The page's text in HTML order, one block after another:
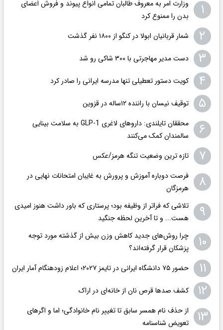
۱
وزارت امر به معروف طالبان تمامی انواع پیوند و فروش اعضای
بدن را ممنوع کرد
۲ شمار قربانیان ابولا در کنگو از ۱۸۰۰ نفر گذشت
۳ دست مدیر مهاجرتی با ۳۰۰ شاکی رو شد
۴ کویت دستور تعطیلی تنها مدرسه ایرانی را صادر کرد
۵ توقیف نیسان با راننده ۱۲ساله در قزوین
۶
محققان تایلندی: داروهای لاغری GLP-1 به سلامت بینایی
سالمندان کمک می‌کنند
۷ تازه ترین وضعیت تنگه هرمز/عکس
۸
فرصت دوباره آموزش و پرورش به غایبان امتحانات نهایی در
هرمزگان
۹
تلاشی که فراتر از وظیفه بود؛ پرستاری که باور داشت هنوز امیدی
هست... و تا آخرین لحظه جنگید
۱۰
چرا روش‌های جدید کاهش وزن بیش از گذشته مورد توجه
پزشکان قرار گرفته‌اند؟
۱۱ حضور ۷۵ دانشگاه ایرانی در تایمز ۲۰۲۷؛ اعلام زودهنگام آمار ایران
۱۲ کشف صدها قرص نان از خانه‌ای در اراک
۱۳
از حذف نام همسر سابق تا تغییر نام خانوادگی؛ اما و اگرهای
تعویض شناسنامه